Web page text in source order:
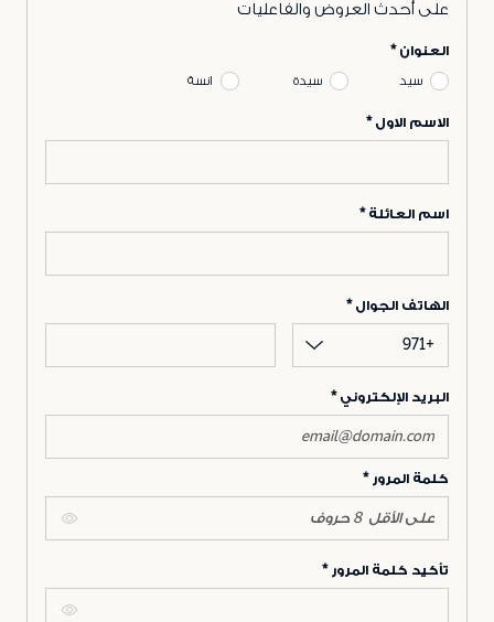
على أحدث العروض والفاعليات
العنوان
سيد سيدة انسة
الاسم الاول
اسم العائلة
الهاتف الجوال
+971
البريد الإلكتروني
كلمة المرور
تأكيد كلمة المرور